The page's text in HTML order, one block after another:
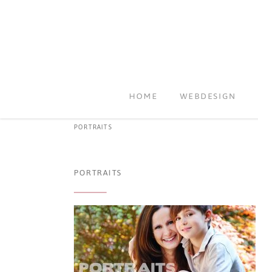
HOME WEBDESIGN
PORTRAITS
PORTRAITS